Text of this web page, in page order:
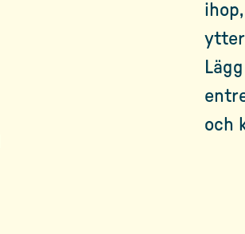
och